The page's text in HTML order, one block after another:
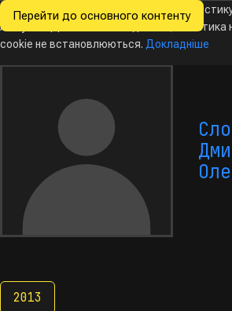
Перейти до основного контенту
Всеукраїнські
з інформатики
НовиниОлімпіади
2013
Ми хочемо збирати знеособлену
Analytics. Доки ви не погодитесь, аналітика
cookie не встановлюються. Докладніше